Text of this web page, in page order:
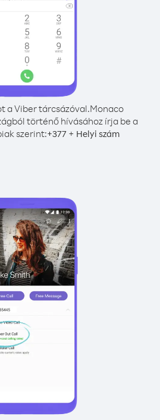
a Viber tárcsázóval.Monaco
történő hívásához írja be a
szerint:+377 + Helyi szám